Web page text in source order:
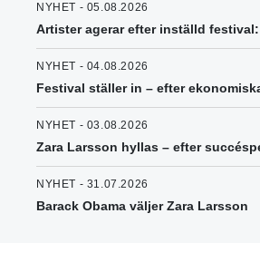
NYHET - 05.08.2026
Artister agerar efter inställd
NYHET - 04.08.2026
Festival ställer in – efter
NYHET - 03.08.2026
Zara Larsson hyllas – efter
NYHET - 31.07.2026
Barack Obama väljer Zara Larsson